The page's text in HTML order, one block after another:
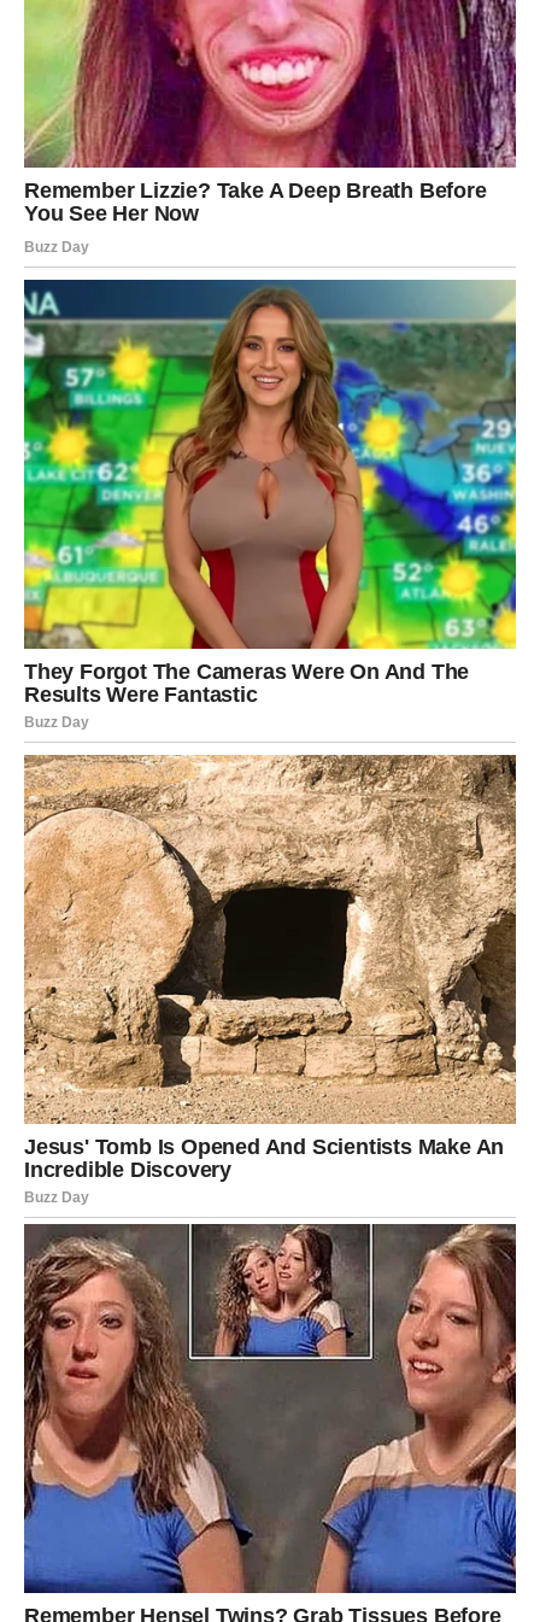
verujete u svoje sposobnosti.
U ljubavi vas očekuju zanimljivi trenuci. Slobodni
Strelčevi mogu upoznati osobu koja deli njihove poglede
na život i avanturu.
JARAC
Jarčevi će ovog ponedeljka biti fokusirani na odgovornost
i dugoročne planove. Razmišljaćete o ciljevima koje želite
da ostvarite i koracima koji su potrebni da biste došli do
njih.
Na poslu je moguće da ćete dobiti priznanje za svoj trud
ili da ćete završiti zadatak koji vam je dugo stvarao
pritisak.
U ljubavi Jarčevi traže stabilnost i sigurnost. Partner
može pokazati koliko ceni vašu odanost i podršku.
VODOLIJA
Vodolije će ovog ponedeljka imati mnogo ideja i
inspiracije. Vaš um će biti pun planova i želje da
promenite nešto u svom životu.
Na poslu se može pojaviti prilika da započnete nešto
novo ili da sarađujete sa osobama koje imaju slične ideje
kao vi.
U ljubavi vas očekuju zanimljivi razgovori i susreti.
Slobodne Vodolije mogu upoznati osobu koja ih inspiriše
svojom originalnošću.
RIBE
Ribe će ovog ponedeljka biti posebno intuitivne i
emotivne. Možete osetiti potrebu da se posvetite svojim
mislima, planovima ili kreativnim idejama.
Na poslovnom planu moguće je da ćete dobiti priliku da
pokažete svoje talente ili da započnete nešto što vam
donosi zadovoljstvo.
U ljubavi Ribe mogu doživeti lep emotivni trenutak sa
partnerom. Slobodne Ribe mogu upoznati osobu koja u
njihov život unosi nežnost i razumevanje.